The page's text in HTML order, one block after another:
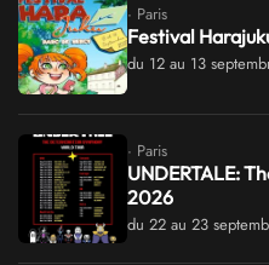
· Paris
Festival
du 12 au 13
· Paris
UNDERTALE:
2026
du 22 au 23